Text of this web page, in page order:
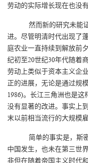
劳动的实际增长现在也没有
然而新的研究未能
进。尽管明清时代出现了
庭农业一直持续到解放前
纪初至20世纪30年代随着
劳动上类似于资本主义企
正的进展，无论是通过规
1986)。长江三角洲也是
没有显著的改进。事实上
末以前相当流行的大规模
简单的事实是，斯
中国发生，也未在第三世
非但在随着帝国主义时代